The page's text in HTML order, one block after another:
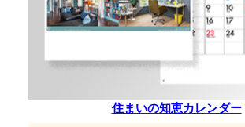
住まいの知恵カレンダー